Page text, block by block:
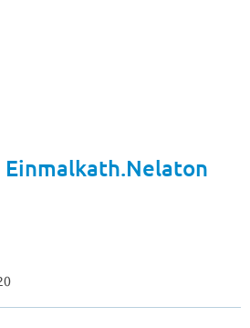
Einmalkath.Nelaton